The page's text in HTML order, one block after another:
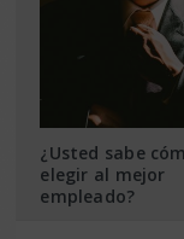
¿Usted sabe
elegir al mejor
empleado?